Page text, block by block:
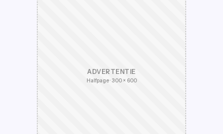
ADVERTENTIE
Halfpage · 300 × 600